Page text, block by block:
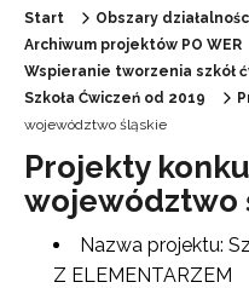
Start
Obszary
Archiwum projektów PO WER
Wspieranie tworzenia szkół
Szkoła Ćwiczeń od 2019
województwo śląskie
Projekty
województwo
Nazwa projektu:
Z ELEMENTARZEM